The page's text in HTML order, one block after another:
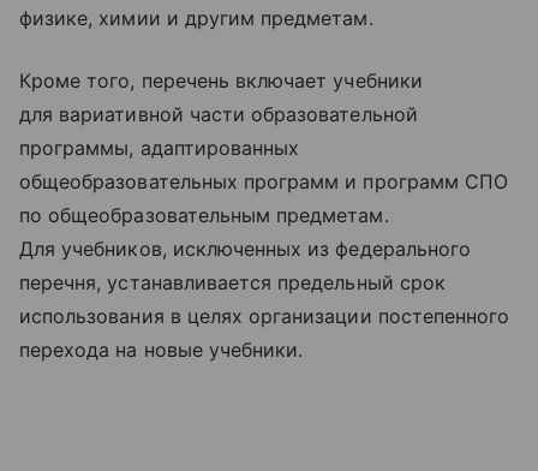
физике, химии и другим предметам.
Кроме того, перечень включает учебники
для вариативной части образовательной
программы, адаптированных
общеобразовательных программ и программ СПО
по общеобразовательным предметам.
Для учебников, исключенных из федерального
перечня, устанавливается предельный срок
использования в целях организации постепенного
перехода на новые учебники.